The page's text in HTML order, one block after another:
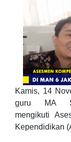
Kamis, 14
guru MA
mengikuti
Kependidikan